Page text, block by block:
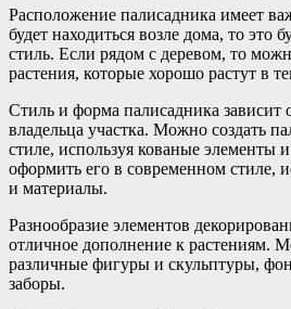
Расположение палисадника имеет
будет находиться возле дома, то это
стиль. Если рядом с деревом, то
растения, которые хорошо растут в
Стиль и форма палисадника зависит
владельца участка. Можно создать
стиле, используя кованые элементы
оформить его в современном стиле,
и материалы.
Разнообразие элементов
отличное дополнение к растениям.
различные фигуры и скульптуры,
заборы.